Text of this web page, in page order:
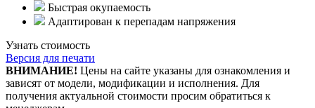
Быстрая окупаемость
Адаптирован к перепадам напряжения
Узнать стоимость
Версия для печати
ВНИМАНИЕ! Цены на сайте указаны для ознакомления и
зависят от модели, модификации и исполнения. Для
получения актуальной стоимости просим обратиться к